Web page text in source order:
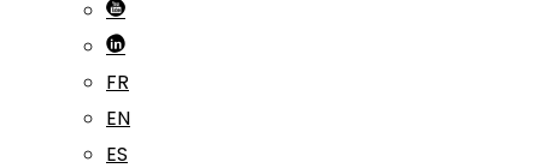
FR
EN
ES